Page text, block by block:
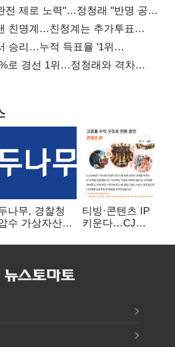
전 제로 노력"…정청래 "반명 공세
친명계…친청계는 추가투표
승리…누적 득표율 '1위
로 경선 1위…정청래와 격차
나무, 경찰청
수 가상자산
스터디 사업
티빙·콘텐츠 IP
키운다…CJ
글로벌 확장 가속